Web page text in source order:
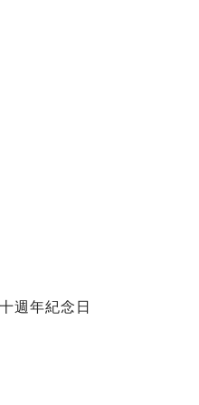
週年紀念日